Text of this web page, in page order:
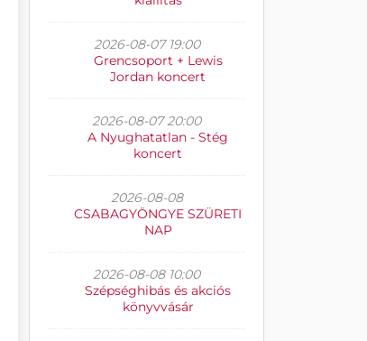
2026-08-07 19:00
Grencsoport + Lewis
Jordan koncert
2026-08-07 20:00
A Nyughatatlan - Stég
koncert
2026-08-08
CSABAGYÖNGYE SZÜRETI
NAP
2026-08-08 10:00
Szépséghibás és akciós
könyvvásár